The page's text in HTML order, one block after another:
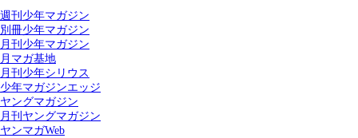
週刊少年マガジン
別冊少年マガジン
月刊少年マガジン
月マガ基地
月刊少年シリウス
少年マガジンエッジ
ヤングマガジン
月刊ヤングマガジン
ヤンマガWeb